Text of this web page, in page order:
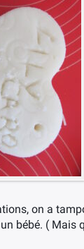
on a
bébé. ( Mais